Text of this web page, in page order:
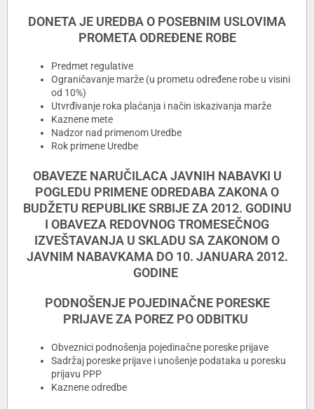
DONETA JE UREDBA O POSEBNIM USLOVIMA
PROMETA ODREÐENE ROBE
Predmet regulative
Ograničavanje marže (u prometu određene robe u visini
od 10%)
Utvrđivanje roka plaćanja i način iskazivanja marže
Kaznene mete
Nadzor nad primenom Uredbe
Rok primene Uredbe
OBAVEZE NARUČILACA JAVNIH NABAVKI U
POGLEDU PRIMENE ODREDABA ZAKONA O
BUDŽETU REPUBLIKE SRBIJE ZA 2012. GODINU
I OBAVEZA REDOVNOG TROMESEČNOG
IZVEŠTAVANJA U SKLADU SA ZAKONOM O
JAVNIM NABAVKAMA DO 10. JANUARA 2012.
GODINE
PODNOŠENJE POJEDINAČNE PORESKE
PRIJAVE ZA POREZ PO ODBITKU
Obveznici podnošenja pojedinačne poreske prijave
Sadržaj poreske prijave i unošenje podataka u poresku
prijavu PPP
Kaznene odredbe